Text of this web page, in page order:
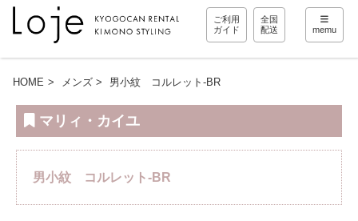
ご利用
ガイド
全国
配送
memu
HOME メンズ 男小紋 コルレット-BR
マリィ・カイユ
男小紋 コルレット-BR